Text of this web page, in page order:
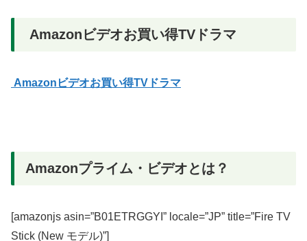
Amazonビデオお買い得TVドラマ
Amazonビデオお買い得TVドラマ
Amazonプライム・ビデオとは？
[amazonjs asin=”B01ETRGGYI” locale=”JP” title=”Fire TV
Stick (New モデル)”]